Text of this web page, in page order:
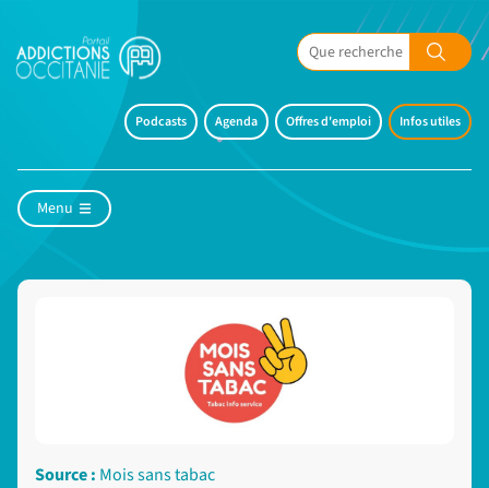
Podcasts Agenda Offres d'emploi Infos utiles
Menu
Source : Mois sans tabac